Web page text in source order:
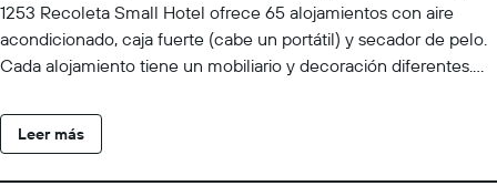
1253 Recoleta Small Hotel ofrece 65 alojamientos con aire
acondicionado, caja fuerte (cabe un portátil) y secador de pelo.
Cada alojamiento tiene un mobiliario y decoración diferentes.
adicional y están vestidas con edredón de plumas y ropa de
cama de alta calidad. Se ofrece una televisión LCD de 32
Leer más